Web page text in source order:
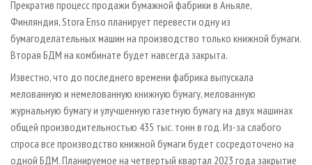
ПРОИЗВОДСТВО ДРЕВЕСНЫХ ПЛИТ
ДЕРЕВЯННОЕ ДОМОСТРОЕНИЕ
ПРОИЗВОДСТВО МЕБЕЛИ
БИОЭНЕРГЕТИКА
ЦБП
ИНСТРУМЕНТ И МАТЕРИАЛЫ
МОБИЛЬНЫЕ ВЫСТАВКИ
ОФИЦИАЛЬНЫЕ ДЕЛЕГАЦИИ
ПРИОРИТЕТНЫЕ ИНВЕСТПРОЕКТЫ
RUSSIAN FORESTRY REVIEW
ГАЗЕТА ЛЕСПРОМФОРУМ
БИБЛИОТЕКА СПЕЦИАЛИСТА
РЕКЛАМА НА САЙТЕ
Прекратив процесс продажи бумажной фабрики в Аньяле,
Финляндия, Stora Enso планирует перевести одну из
бумагоделательных машин на производство только книжной бумаги.
Вторая БДМ на комбинате будет навсегда закрыта.
Известно, что до последнего времени фабрика выпускала
мелованную и немелованную книжную бумагу, мелованную
журнальную бумагу и улучшенную газетную бумагу на двух машинах
общей производительностью 435 тыс. тонн в год. Из-за слабого
спроса все производство книжной бумаги будет сосредоточено на
одной БДМ. Планируемое на четвертый квартал 2023 года закрытие